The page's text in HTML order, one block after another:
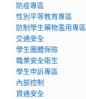
防疫專區
性別平等教育專區
防制學生藥物濫用專區
交通安全
學生團體保險
職業安全衛生
學生申訴專區
內部控制
資通安全